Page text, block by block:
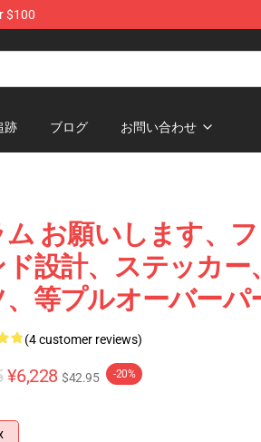
$100
跡 ブログ お問い合わせ
ム お願いします、
設計、ステッカ
、等プルオーバーパ
(4 customer reviews)
¥6,228 $42.95 -20%